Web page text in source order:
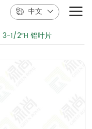
中文
3-1/2″H 铝叶片